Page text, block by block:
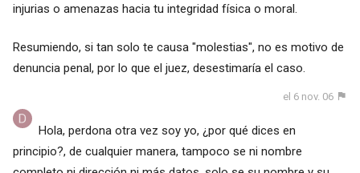
injurias o amenazas hacia tu integridad física o moral.
Resumiendo, si tan solo te causa "molestias", no es motivo de
denuncia penal, por lo que el juez, desestimaría el caso.
el 6 nov. 06
Hola, perdona otra vez soy yo, ¿por qué dices en
principio?, de cualquier manera, tampoco se ni nombre